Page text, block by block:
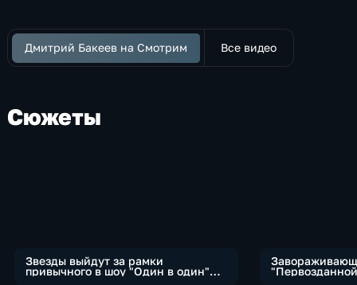
Дмитрий Бакеев на Смотрим Все видео
Сюжеты
Звезды выйдут за рамки
привычного в шоу "Один в один"